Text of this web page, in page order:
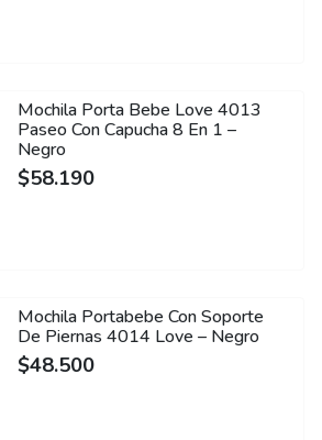
Mochila Porta Bebe Love 4013
Paseo Con Capucha 8 En 1 –
Negro
$58.190
Mochila Portabebe Con Soporte
De Piernas 4014 Love – Negro
$48.500